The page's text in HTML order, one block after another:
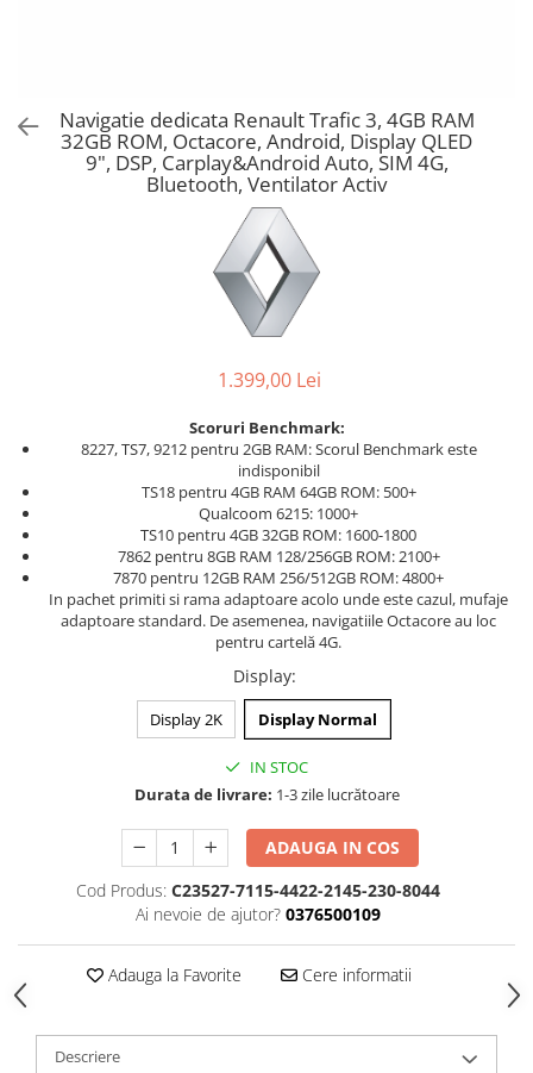
Navigatie dedicata Renault Trafic 3, 4GB RAM
32GB ROM, Octacore, Android, Display QLED
9", DSP, Carplay&Android Auto, SIM 4G,
Bluetooth, Ventilator Activ
1.399,00 Lei
Scoruri Benchmark:
8227, TS7, 9212 pentru 2GB RAM: Scorul Benchmark este
indisponibil
TS18 pentru 4GB RAM 64GB ROM: 500+
Qualcoom 6215: 1000+
TS10 pentru 4GB 32GB ROM: 1600-1800
7862 pentru 8GB RAM 128/256GB ROM: 2100+
7870 pentru 12GB RAM 256/512GB ROM: 4800+
In pachet primiti si rama adaptoare acolo unde este cazul, mufaje
adaptoare standard. De asemenea, navigatiile Octacore au loc
pentru cartelă 4G.
Display:
Display 2K Display Normal
IN STOC
Durata de livrare: 1-3 zile lucrătoare
ADAUGA IN COS
Cod Produs: C23527-7115-4422-2145-230-8044
Ai nevoie de ajutor? 0376500109
Adauga la Favorite Cere informatii
Descriere